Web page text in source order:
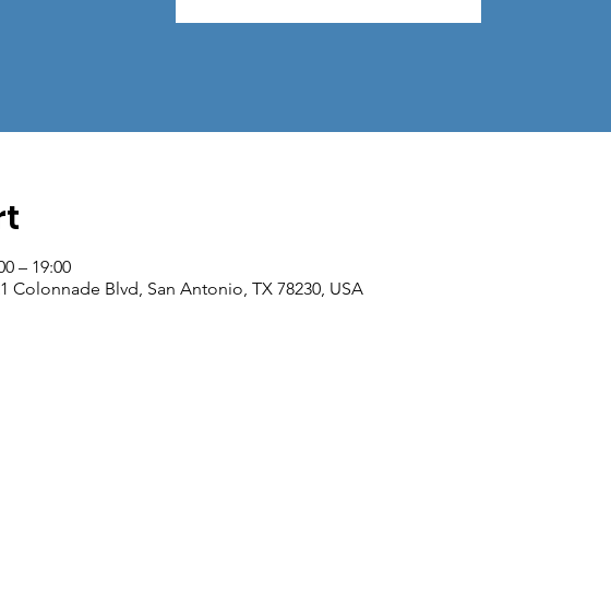
– 19:00
Colonnade Blvd, San Antonio, TX 78230, USA